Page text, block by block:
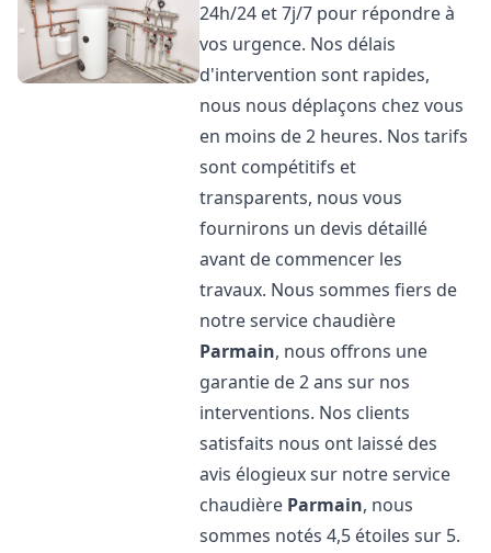
24h/24 et 7j/7 pour répondre à
vos urgence. Nos délais
d'intervention sont rapides,
nous nous déplaçons chez vous
en moins de 2 heures. Nos tarifs
sont compétitifs et
transparents, nous vous
fournirons un devis détaillé
avant de commencer les
travaux. Nous sommes fiers de
notre service chaudière
Parmain, nous offrons une
garantie de 2 ans sur nos
interventions. Nos clients
satisfaits nous ont laissé des
avis élogieux sur notre service
chaudière Parmain, nous
sommes notés 4,5 étoiles sur 5.